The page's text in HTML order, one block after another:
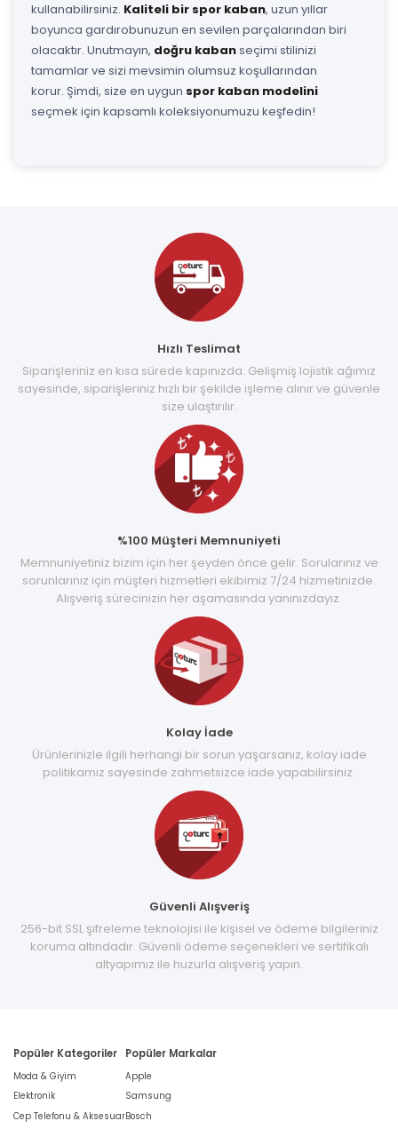
kullanabilirsiniz. Kaliteli bir spor kaban, uzun yıllar
boyunca gardırobunuzun en sevilen parçalarından biri
olacaktır. Unutmayın, doğru kabanseçimi stilinizi
tamamlar ve sizi mevsimin olumsuz koşullarından
korur. Şimdi, size en uygun spor kaban modelini
seçmek için kapsamlı koleksiyonumuzu keşfedin!
Hızlı Teslimat
Siparişleriniz en kısa sürede kapınızda. Gelişmiş lojistik ağımız
sayesinde, siparişleriniz hızlı bir şekilde işleme alınır ve güvenle
size ulaştırılır.
%100 Müşteri Memnuniyeti
Memnuniyetiniz bizim için her şeyden önce gelir. Sorularınız ve
sorunlarınız için müşteri hizmetleri ekibimiz 7/24 hizmetinizde.
Alışveriş sürecinizin her aşamasında yanınızdayız.
Kolay İade
Ürünlerinizle ilgili herhangi bir sorun yaşarsanız, kolay iade
politikamız sayesinde zahmetsizce iade yapabilirsiniz.
Güvenli Alışveriş
256-bit SSL şifreleme teknolojisi ile kişisel ve ödeme bilgileriniz
koruma altındadır. Güvenli ödeme seçenekleri ve sertifikalı
altyapımız ile huzurla alışveriş yapın.
Popüler Kategoriler
Moda & Giyim
Elektronik
Cep Telefonu & Aksesuar
Popüler Markalar
Apple
Samsung
Bosch